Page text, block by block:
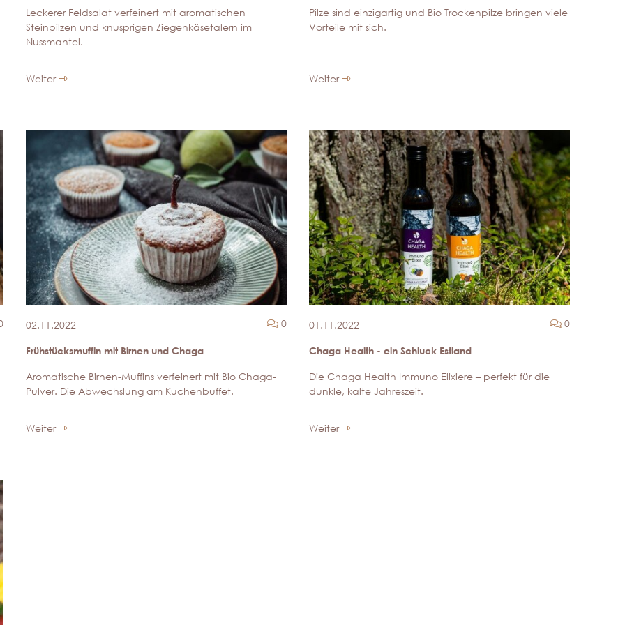
Leckerer Feldsalat verfeinert mit aromatischen
Steinpilzen und knusprigen Ziegenkäsetalern im
Nussmantel.
Weiter
Pilze sind einzigartig und Bio Trockenpilze bringen viele
Vorteile mit sich.
Weiter
02.11.2022 Kommentare
0
Frühstücksmuffin mit Birnen und Chaga
Aromatische Birnen-Muffins verfeinert mit Bio Chaga-
Pulver. Die Abwechslung am Kuchenbuffet.
Weiter
01.11.2022 Kommentare
0
Chaga Health - ein Schluck Estland
Die Chaga Health Immuno Elixiere – perfekt für die
dunkle, kalte Jahreszeit.
Weiter